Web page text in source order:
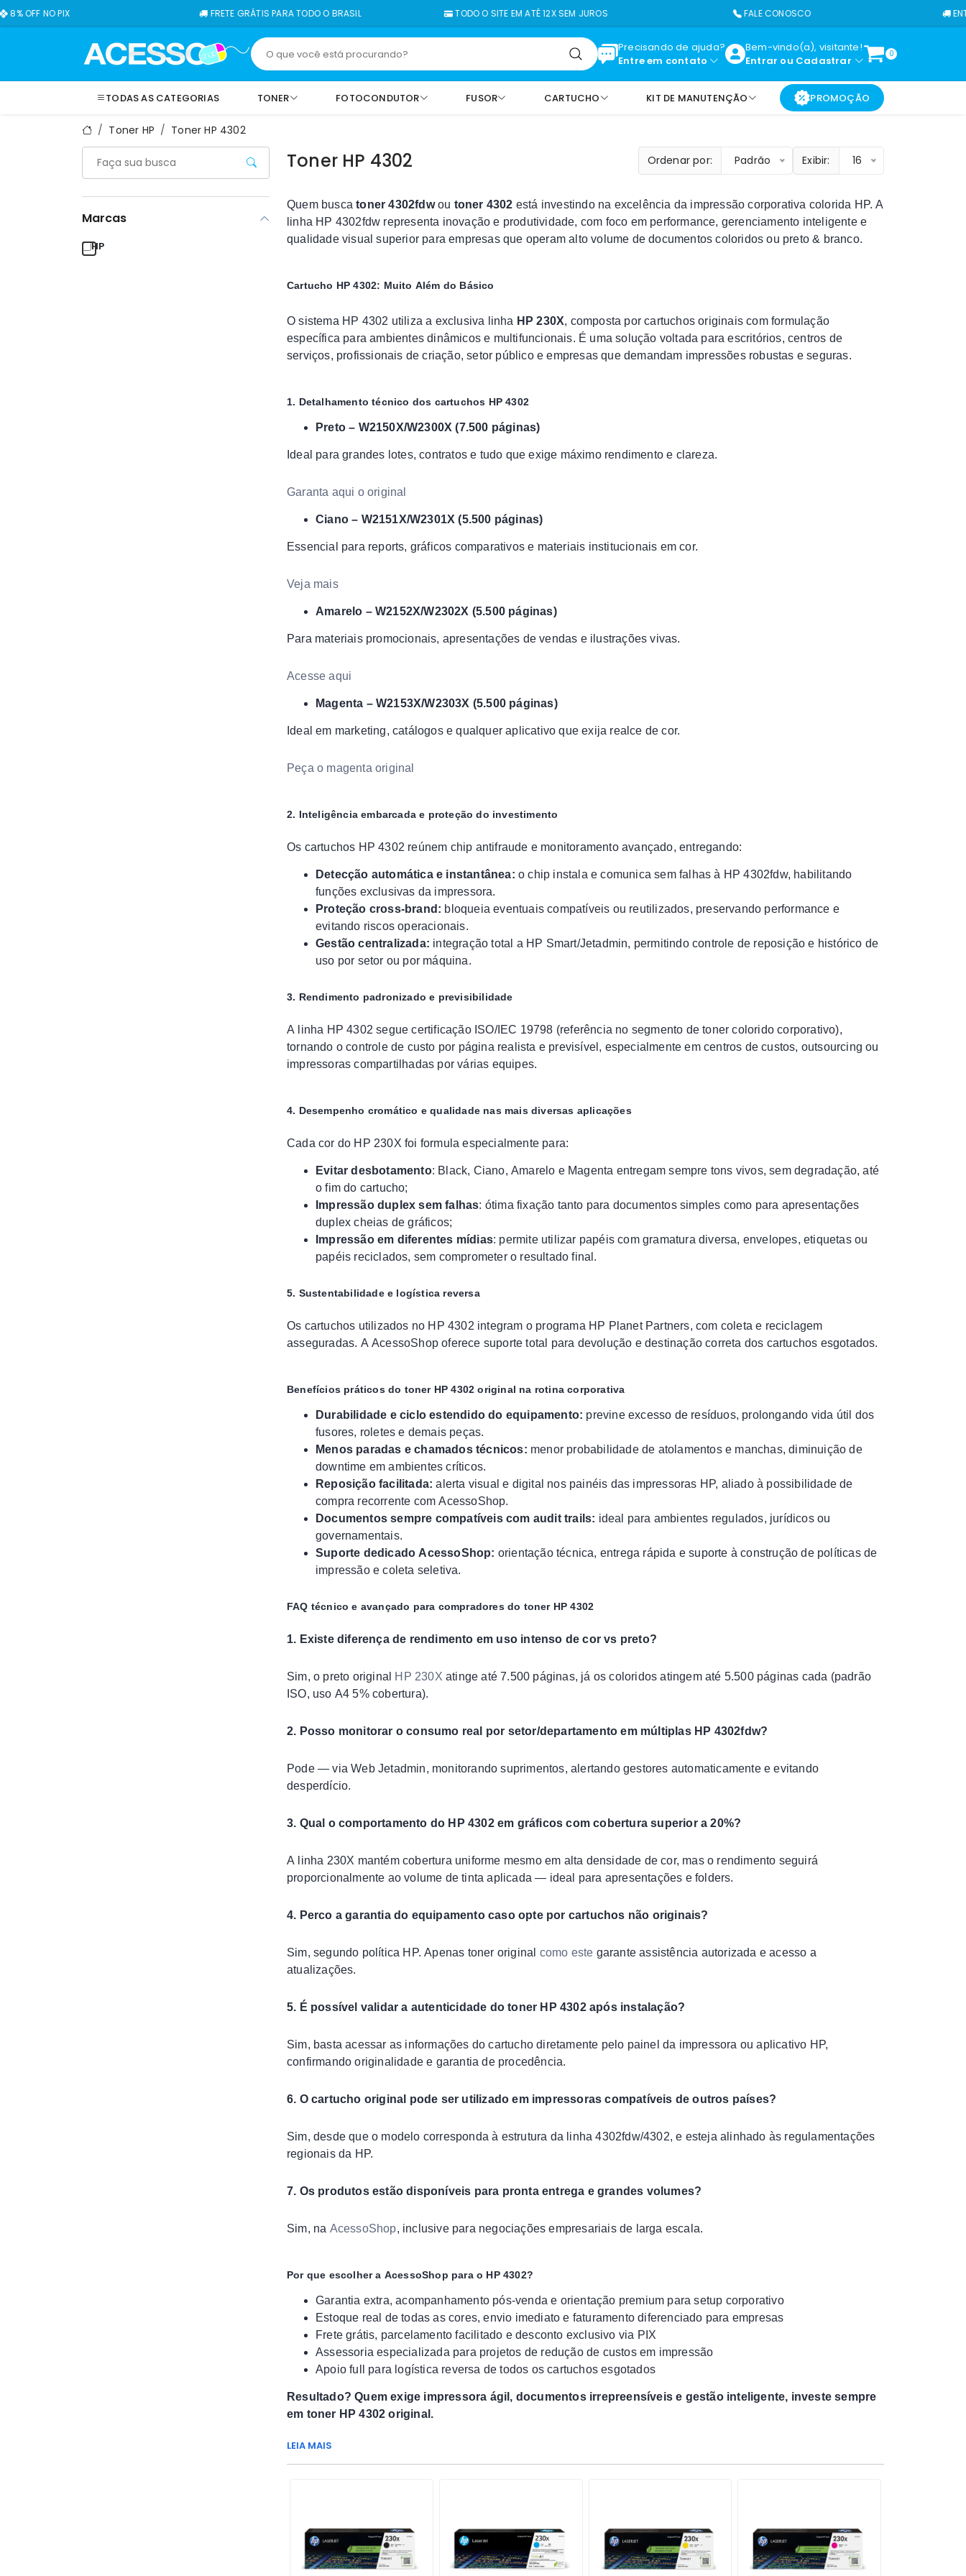
FRETE GRÁTIS PARA TODO O BRASIL TODO O SITE EM ATÉ 12X SEM JUROS FALE CONOSCO ENTREGAMOS
Precisando de ajuda?
Entre em contato
Bem-vindo(a), visitante!
Entrar ou Cadastrar
0
TODAS AS CATEGORIAS TONER FOTOCONDUTOR FUSOR CARTUCHO KIT DE MANUTENÇÃO PROMOÇÃO
Toner HP Toner HP 4302
Marcas
HP
Toner HP 4302 Ordenar por: Padrão Exibir: 16
Quem buscatoner 4302fdwou toner 4302 está investindo na excelência da impressão corporativa colorida HP. A
linha HP 4302fdw representa inovação e produtividade, com foco em performance, gerenciamento inteligente e
qualidade visual superior para empresas que operam alto volume de documentos coloridos ou preto & branco.
Cartucho HP 4302: Muito Além do Básico
O sistema HP 4302 utiliza a exclusiva linha HP 230X, composta por cartuchos originais com formulação
específica para ambientes dinâmicos e multifuncionais. É uma solução voltada para escritórios, centros de
serviços, profissionais de criação, setor público e empresas que demandam impressões robustas e seguras.
1. Detalhamento técnico dos cartuchos HP 4302
Preto – W2150X/W2300X (7.500 páginas)
Ideal para grandes lotes, contratos e tudo que exige máximo rendimento e clareza.
Garanta aqui o original
Ciano – W2151X/W2301X (5.500 páginas)
Essencial para reports, gráficos comparativos e materiais institucionais em cor.
Veja mais
Amarelo – W2152X/W2302X (5.500 páginas)
Para materiais promocionais, apresentações de vendas e ilustrações vivas.
Acesse aqui
Magenta – W2153X/W2303X (5.500 páginas)
Ideal em marketing, catálogos e qualquer aplicativo que exija realce de cor.
Peça o magenta original
2. Inteligência embarcada e proteção do investimento
Os cartuchos HP 4302 reúnem chip antifraude e monitoramento avançado, entregando:
Detecção automática e instantânea: o chip instala e comunica sem falhas à HP 4302fdw, habilitando
funções exclusivas da impressora.
Proteção cross-brand: bloqueia eventuais compatíveis ou reutilizados, preservando performance e
evitando riscos operacionais.
Gestão centralizada: integração total a HP Smart/Jetadmin, permitindo controle de reposição e histórico de
uso por setor ou por máquina.
3. Rendimento padronizado e previsibilidade
A linha HP 4302 segue certificação ISO/IEC 19798 (referência no segmento de toner colorido corporativo),
tornando o controle de custo por página realista e previsível, especialmente em centros de custos, outsourcing ou
impressoras compartilhadas por várias equipes.
4. Desempenho cromático e qualidade nas mais diversas aplicações
Cada cor do HP 230X foi formula especialmente para:
Evitar desbotamento: Black, Ciano, Amarelo e Magenta entregam sempre tons vivos, sem degradação, até
o fim do cartucho;
Impressão duplex sem falhas: ótima fixação tanto para documentos simples como para apresentações
duplex cheias de gráficos;
Impressão em diferentes mídias: permite utilizar papéis com gramatura diversa, envelopes, etiquetas ou
papéis reciclados, sem comprometer o resultado final.
5. Sustentabilidade e logística reversa
Os cartuchos utilizados no HP 4302 integram o programa HP Planet Partners, com coleta e reciclagem
asseguradas. A AcessoShop oferece suporte total para devolução e destinação correta dos cartuchos esgotados.
Benefícios práticos do toner HP 4302 original na rotina corporativa
Durabilidade e ciclo estendido do equipamento: previne excesso de resíduos, prolongando vida útil dos
fusores, roletes e demais peças.
Menos paradas e chamados técnicos: menor probabilidade de atolamentos e manchas, diminuição de
downtime em ambientes críticos.
Reposição facilitada: alerta visual e digital nos painéis das impressoras HP, aliado à possibilidade de
compra recorrente com AcessoShop.
Documentos sempre compatíveis com audit trails: ideal para ambientes regulados, jurídicos ou
governamentais.
Suporte dedicado AcessoShop: orientação técnica, entrega rápida e suporte à construção de políticas de
impressão e coleta seletiva.
FAQ técnico e avançado para compradores do toner HP 4302
1. Existe diferença de rendimento em uso intenso de cor vs preto?
Sim, o preto original HP 230X atinge até 7.500 páginas, já os coloridos atingem até 5.500 páginas cada (padrão
ISO, uso A4 5% cobertura).
2. Posso monitorar o consumo real por setor/departamento em múltiplas HP 4302fdw?
Pode — via Web Jetadmin, monitorando suprimentos, alertando gestores automaticamente e evitando
desperdício.
3. Qual o comportamento do HP 4302 em gráficos com cobertura superior a 20%?
A linha 230X mantém cobertura uniforme mesmo em alta densidade de cor, mas o rendimento seguirá
proporcionalmente ao volume de tinta aplicada — ideal para apresentações e folders.
4. Perco a garantia do equipamento caso opte por cartuchos não originais?
Sim, segundo política HP. Apenas toner original como este garante assistência autorizada e acesso a
atualizações.
5. É possível validar a autenticidade do toner HP 4302 após instalação?
Sim, basta acessar as informações do cartucho diretamente pelo painel da impressora ou aplicativo HP,
confirmando originalidade e garantia de procedência.
6. O cartucho original pode ser utilizado em impressoras compatíveis de outros países?
Sim, desde que o modelo corresponda à estrutura da linha 4302fdw/4302, e esteja alinhado às regulamentações
regionais da HP.
7. Os produtos estão disponíveis para pronta entrega e grandes volumes?
Sim, na AcessoShop, inclusive para negociações empresariais de larga escala.
Por que escolher a AcessoShop para o HP 4302?
Garantia extra, acompanhamento pós-venda e orientação premium para setup corporativo
Estoque real de todas as cores, envio imediato e faturamento diferenciado para empresas
Frete grátis, parcelamento facilitado e desconto exclusivo via PIX
Assessoria especializada para projetos de redução de custos em impressão
Apoio full para logística reversa de todos os cartuchos esgotados
Resultado? Quem exige impressora ágil, documentos irrepreensíveis e gestão inteligente, investe sempre
em toner HP 4302 original.
LEIA MAIS